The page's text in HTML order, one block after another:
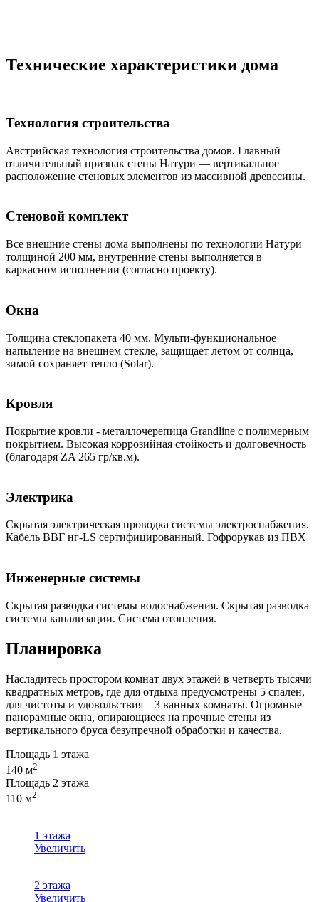
Технические характеристики дома
Технология строительства
Австрийская технология строительства домов. Главный
отличительный признак стены Натури — вертикальное
расположение стеновых элементов из массивной древесины.
Стеновой комплект
Все внешние стены дома выполнены по технологии Натури
толщиной 200 мм, внутренние стены выполняется в
каркасном исполнении (согласно проекту).
Окна
Толщина стеклопакета 40 мм. Мульти-функциональное
напыление на внешнем стекле, защищает летом от солнца,
зимой сохраняет тепло (Solar).
Кровля
Покрытие кровли - металлочерепица Grandline с полимерным
покрытием. Высокая коррозийная стойкость и долговечность
(благодаря ZA 265 гр/кв.м).
Электрика
Скрытая электрическая проводка системы электроснабжения.
Кабель BBГ нг-LS сертифицированный. Гофрорукав из ПВХ
Инженерные системы
Скрытая разводка системы водоснабжения. Скрытая разводка
системы канализации. Система отопления.
Планировка
Насладитесь простором комнат двух этажей в четверть тысячи
квадратных метров, где для отдыха предусмотрены 5 спален,
для чистоты и удовольствия – 3 ванных комнаты. Огромные
панорамные окна, опирающиеся на прочные стены из
вертикального бруса безупречной обработки и качества.
Площадь 1 этажа
140 м2
Площадь 2 этажа
110 м2
1 этажа
Увеличить
2 этажа
Увеличить